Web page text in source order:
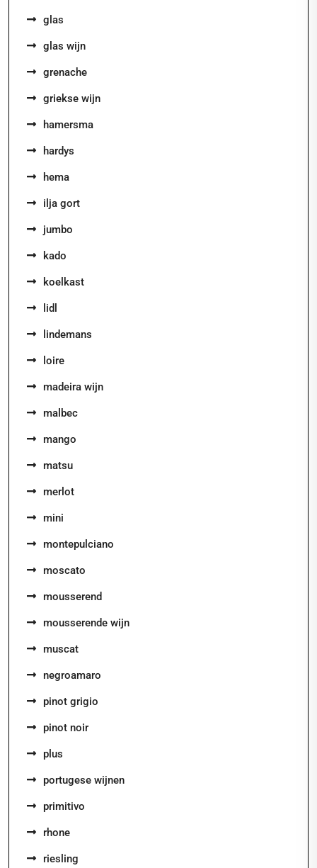
glas
glas wijn
grenache
griekse wijn
hamersma
hardys
hema
ilja gort
jumbo
kado
koelkast
lidl
lindemans
loire
madeira wijn
malbec
mango
matsu
merlot
mini
montepulciano
moscato
mousserend
mousserende wijn
muscat
negroamaro
pinot grigio
pinot noir
plus
portugese wijnen
primitivo
rhone
riesling